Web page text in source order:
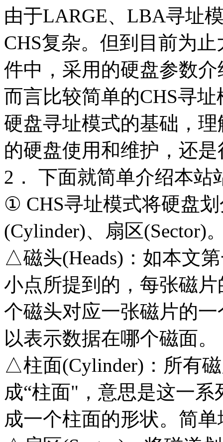
由于LARGE、LBA寻址
CHS复杂。但到目前为
件中，采用的硬盘参数
而言比较简单的CHS寻
硬盘寻址模式的基础，
的硬盘使用和维护，还
2． 下面就简单介绍本站
① CHS寻址模式将硬盘
(Cylinder)、扇区(Sector)
△磁头(Heads)：如本文
小点所提到的，每张磁
个磁头对应一张磁片的
以表示数据在哪个磁面。
△柱面(Cylinder)：所有
成“柱面"，意思是这一
成一个柱面的形状。简